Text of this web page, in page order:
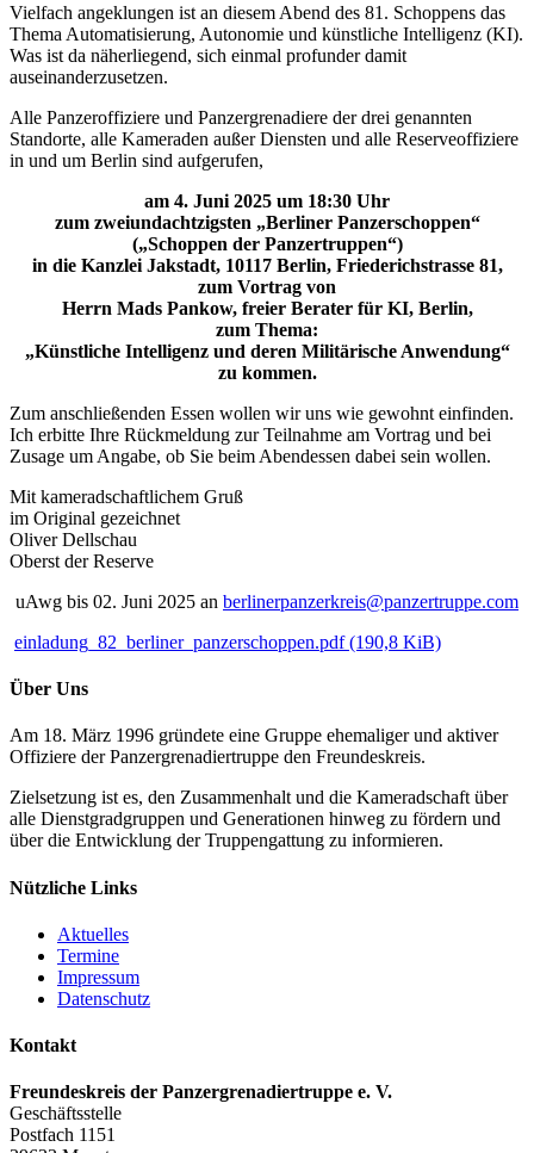
Vielfach angeklungen ist an diesem Abend des 81. Schoppens das
Thema Automatisierung, Autonomie und künstliche Intelligenz (KI).
Was ist da näherliegend, sich einmal profunder damit
auseinanderzusetzen.
Alle Panzeroffiziere und Panzergrenadiere der drei genannten
Standorte, alle Kameraden außer Diensten und alle Reserveoffiziere
in und um Berlin sind aufgerufen,
am 4. Juni 2025 um 18:30 Uhr
zum zweiundachtzigsten „Berliner Panzerschoppen“
(„Schoppen der Panzertruppen“)
in die Kanzlei Jakstadt, 10117 Berlin, Friederichstrasse 81,
zum Vortrag von
Herrn Mads Pankow, freier Berater für KI, Berlin,
zum Thema:
„Künstliche Intelligenz und deren Militärische Anwendung“
zu kommen.
Zum anschließenden Essen wollen wir uns wie gewohnt einfinden.
Ich erbitte Ihre Rückmeldung zur Teilnahme am Vortrag und bei
Zusage um Angabe, ob Sie beim Abendessen dabei sein wollen.
Mit kameradschaftlichem Gruß
im Original gezeichnet
Oliver Dellschau
Oberst der Reserve
uAwg bis 02. Juni 2025 an berlinerpanzerkreis@panzertruppe.com
einladung_82_berliner_panzerschoppen.pdf(190,8 KiB)
Über Uns
Am 18. März 1996 gründete eine Gruppe ehemaliger und aktiver
Offiziere der Panzergrenadiertruppe den Freundeskreis.
Zielsetzung ist es, den Zusammenhalt und die Kameradschaft über
alle Dienstgradgruppen und Generationen hinweg zu fördern und
über die Entwicklung der Truppengattung zu informieren.
Nützliche Links
Aktuelles
Termine
Impressum
Datenschutz
Kontakt
Freundeskreis der Panzergrenadiertruppe e. V.
Geschäftsstelle
Postfach 1151